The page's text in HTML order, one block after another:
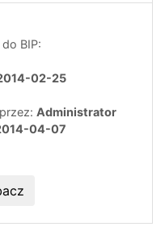
BIP:
02-25
Administrator
04-07